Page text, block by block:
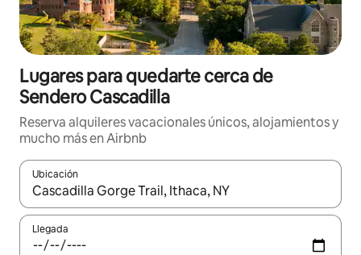
Lugares para quedarte cerca de
Sendero Cascadilla
Reserva alquileres vacacionales únicos, alojamientos y
mucho más en Airbnb
Ubicación
Cuando los resultados estén disponibles, navega con las
Llegada